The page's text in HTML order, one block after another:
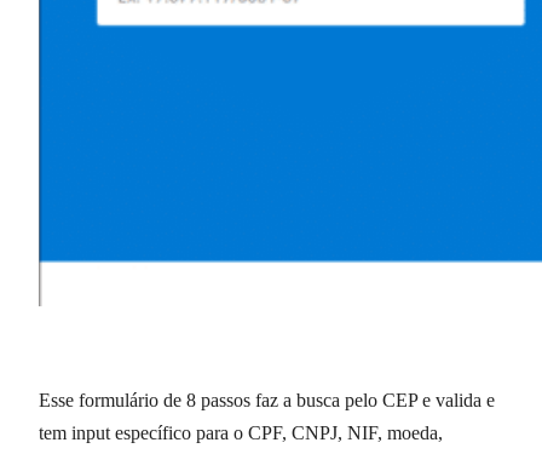
Esse formulário de 8 passos faz a busca pelo CEP e valida e
tem input específico para o CPF, CNPJ, NIF, moeda,